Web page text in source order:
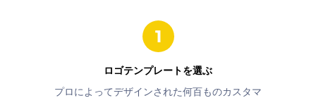
ロゴテンプレートを選ぶ
プロによってデザインされた何百ものカスタマ